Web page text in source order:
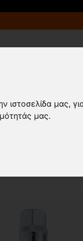
ιστοσελίδα μας,
μας.